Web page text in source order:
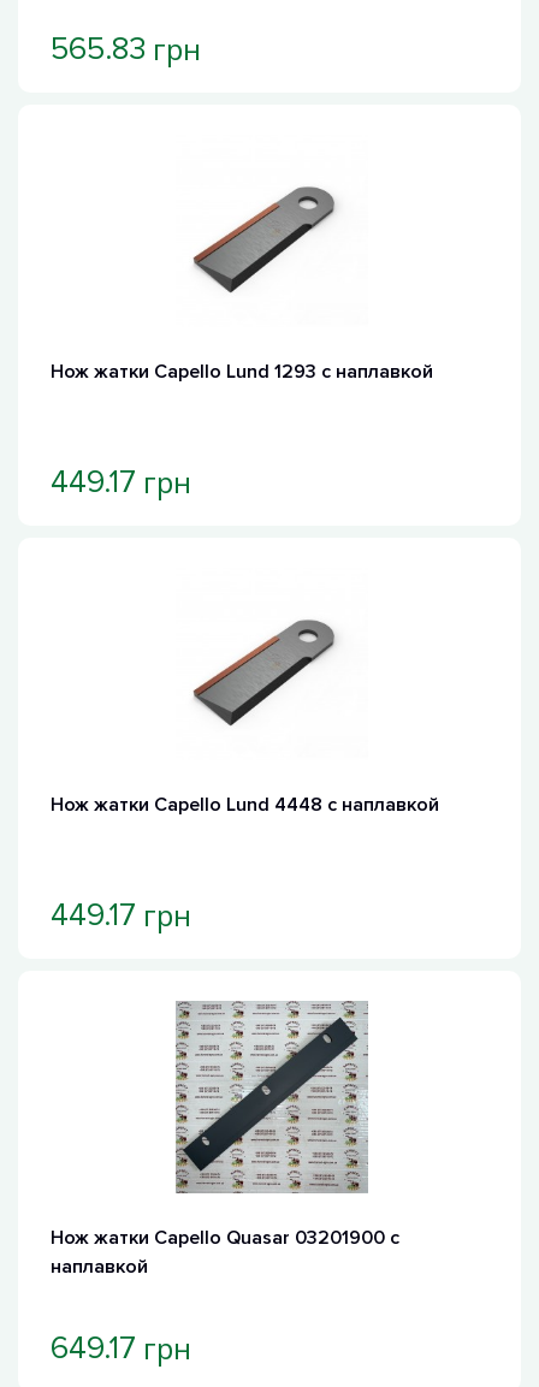
565.83 грн
Нож жатки Capello Lund 1293 с наплавкой
449.17 грн
Нож жатки Capello Lund 4448 с наплавкой
449.17 грн
Нож жатки Capello Quasar 03201900 с
наплавкой
649.17 грн